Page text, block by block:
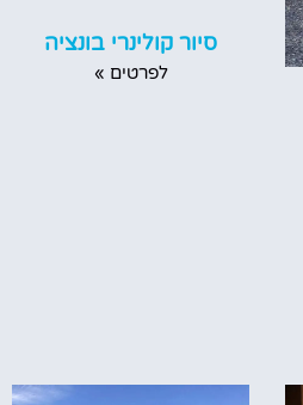
סיור קולינרי בונציה
לפרטים »